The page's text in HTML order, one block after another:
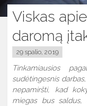
Viskas
daromą
29 spalio, 2019
Tinkamiausios
sudėtingesnis
nepamiršti, kad
miegas bus saldus,